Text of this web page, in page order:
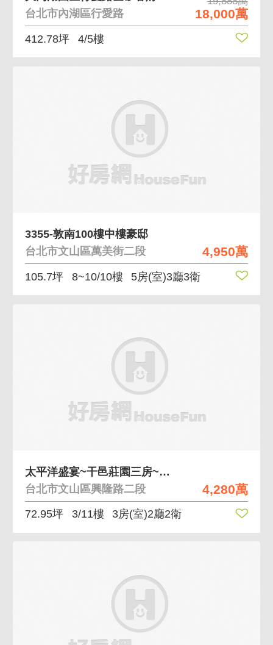
18,000萬
台北市內湖區行愛路
412.78坪 4/5樓
4,950萬
3355-敦南100樓中樓豪邸
台北市文山區萬美街二段
105.7坪 8~10/10樓 5房(室)3廳3衛
4,280萬
太平洋盛宴~干邑莊園三房~公園挑高雙車
台北市文山區興隆路二段
72.95坪 3/11樓 3房(室)2廳2衛